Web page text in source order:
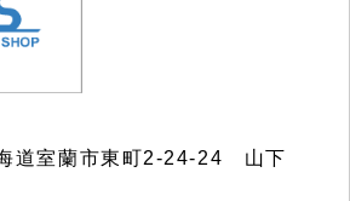
道室蘭市東町2-24-24 山下